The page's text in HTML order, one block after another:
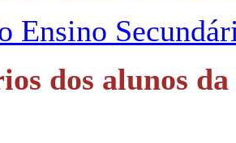
Ensino
dos alunos